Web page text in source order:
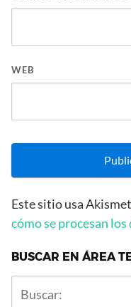
WEB
Este sitio usa
cómo se procesan
BUSCAR EN ÁREA